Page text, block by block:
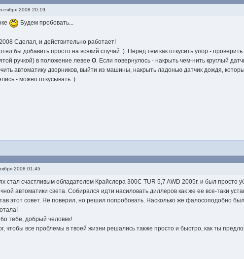
2008 20:19
Будем пробовать...
Сделал, и действительно работает!
бы добавить просто на всякий случай :). Перед тем как откусить упор -
ручкой) в положение левее O. Если повернулось - накрыть чем-нить круглый
автоматику дворников, выйти из машины, накрыть ладонью датчик дождя,
- можно откусывать :).
2008 01:45
стал счастливым обладателем Крайслера 300С TUR 5,7 AWD 2005г. и был просто
автоматики света. Собирался идти насиловать диллеров как же ее все-таки
этот совет. Не поверил, но решил попробовать. Насколько же фалосоподобно
тебе, добрый человек!
чтобы все проблемы в твоей жизни решались также просто и быстро, как ты